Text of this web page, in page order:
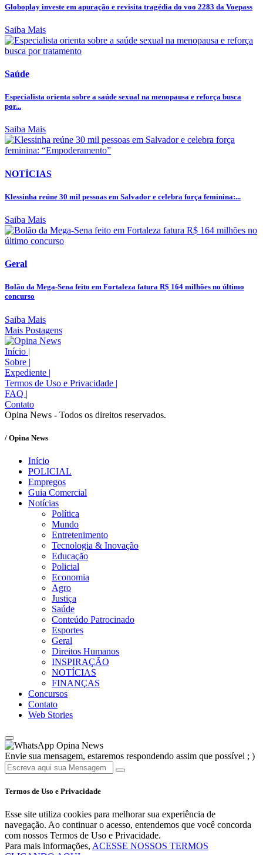
Globoplay investe em apuração e revisita tragédia do voo 2283 da Voepass
Saiba Mais
Saúde
Especialista orienta sobre a saúde sexual na menopausa e reforça busca
por...
Saiba Mais
NOTÍCIAS
Klessinha reúne 30 mil pessoas em Salvador e celebra força feminina:...
Saiba Mais
Geral
Bolão da Mega-Sena feito em Fortaleza fatura R$ 164 milhões no último
concurso
Saiba Mais
Mais Postagens
Início |
Sobre |
Expediente |
Termos de Uso e Privacidade |
FAQ |
Contato
Opina News - Todos os direitos reservados.
/ Opina News
Início
POLICIAL
Empregos
Guia Comercial
Notícias
Política
Mundo
Entretenimento
Tecnologia & Inovação
Educação
Policial
Economia
Agro
Justiça
Saúde
Conteúdo Patrocinado
Esportes
Geral
Direitos Humanos
INSPIRAÇÃO
NOTÍCIAS
FINANÇAS
Concursos
Contato
Web Stories
Opina News
Envie sua mensagem, estaremos respondendo assim que possível ; )
Termos de Uso e Privacidade
Esse site utiliza cookies para melhorar sua experiência de
navegação. Ao continuar o acesso, entendemos que você concorda
com nossos Termos de Uso e Privacidade.
Para mais informações, ACESSE NOSSOS TERMOS